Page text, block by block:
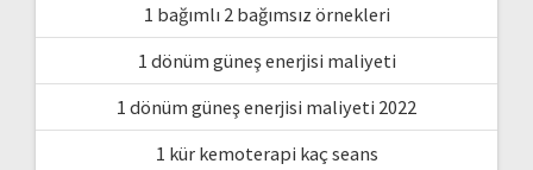
1 bağımlı 2 bağımsız örnekleri
1 dönüm güneş enerjisi maliyeti
1 dönüm güneş enerjisi maliyeti 2022
1 kür kemoterapi kaç seans